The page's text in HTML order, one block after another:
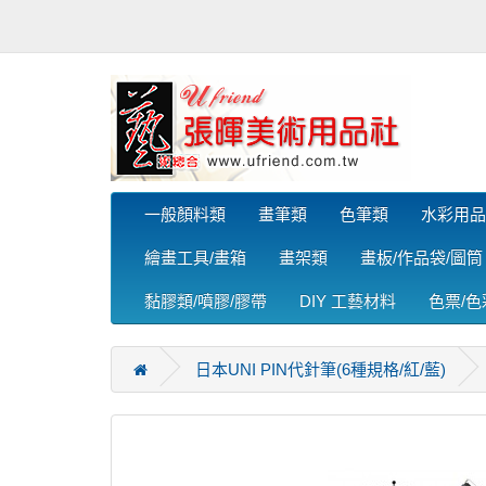
一般顏料類 畫筆類 色筆類 水彩用品
繪畫工具/畫箱 畫架類 畫板/作品袋/圖筒
黏膠類/噴膠/膠帶 DIY 工藝材料 色票/色
日本UNI PIN代針筆(6種規格/紅/藍)